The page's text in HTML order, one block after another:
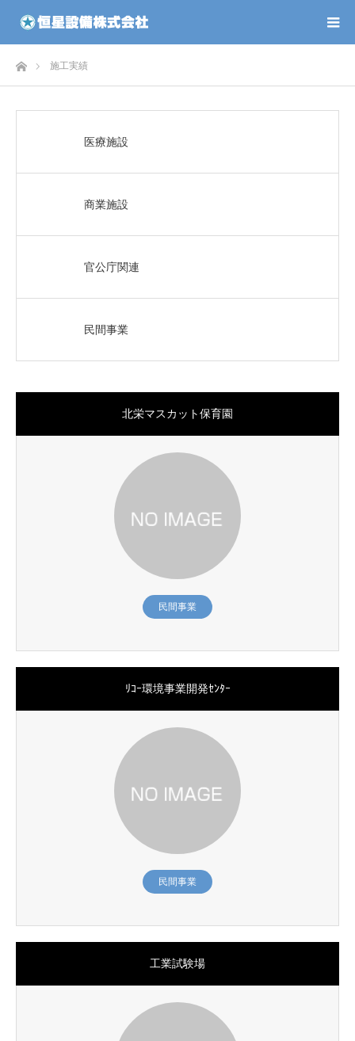
ホーム施工実績
医療施設
商業施設
官公庁関連
民間事業
北栄マスカット保育園
民間事業
ﾘｺｰ環境事業開発ｾﾝﾀｰ
民間事業
工業試験場